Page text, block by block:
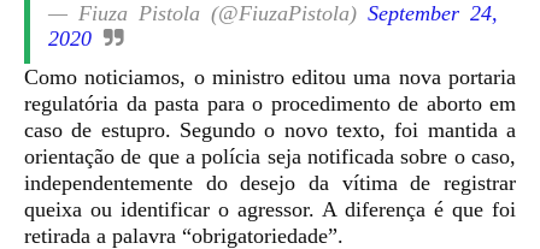
— Fiuza Pistola (@FiuzaPistola) September 24,
2020
Como noticiamos, o ministro editou uma nova portaria
regulatória da pasta para o procedimento de aborto em
caso de estupro. Segundo o novo texto, foi mantida a
orientação de que a polícia seja notificada sobre o caso,
independentemente do desejo da vítima de registrar
queixa ou identificar o agressor. A diferença é que foi
retirada a palavra “obrigatoriedade”.